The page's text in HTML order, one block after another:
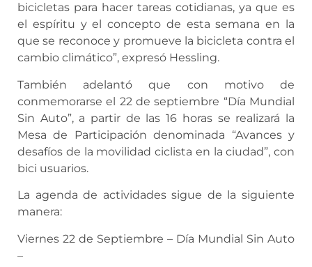
bicicletas para hacer tareas cotidianas, ya que es
el espíritu y el concepto de esta semana en la
que se reconoce y promueve la bicicleta contra el
cambio climático”, expresó Hessling.
También adelantó que con motivo de
conmemorarse el 22 de septiembre “Día Mundial
Sin Auto”, a partir de las 16 horas se realizará la
Mesa de Participación denominada “Avances y
desafíos de la movilidad ciclista en la ciudad”, con
bici usuarios.
La agenda de actividades sigue de la siguiente
manera:
Viernes 22 de Septiembre – Día Mundial Sin Auto
–